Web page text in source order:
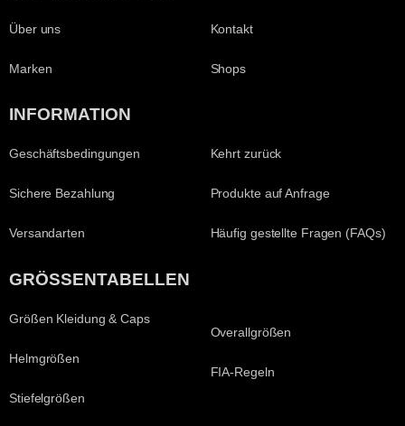
Über uns
Marken
Kontakt
Shops
INFORMATION
Geschäftsbedingungen
Sichere Bezahlung
Versandarten
Kehrt zurück
Produkte auf Anfrage
Häufig gestellte Fragen (FAQs)
GRÖSSENTABELLEN
Größen Kleidung & Caps
Helmgrößen
Stiefelgrößen
Overallgrößen
FIA-Regeln